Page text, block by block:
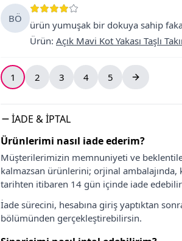
BÖ
ürün yumuşak bir dokuya sahip
Ürün: Açık Mavi Kot Yakası Taşlı
1 2 3 4 5
İADE & İPTAL
Ürünlerimi nasıl iade ederim?
Müşterilerimizin memnuniyeti ve
kalmazsan ürünlerini; orjinal ambalajında,
tarihten itibaren 14 gün içinde iade
İade sürecini, hesabına giriş yaptıktan
bölümünden gerçekleştirebilirsin.